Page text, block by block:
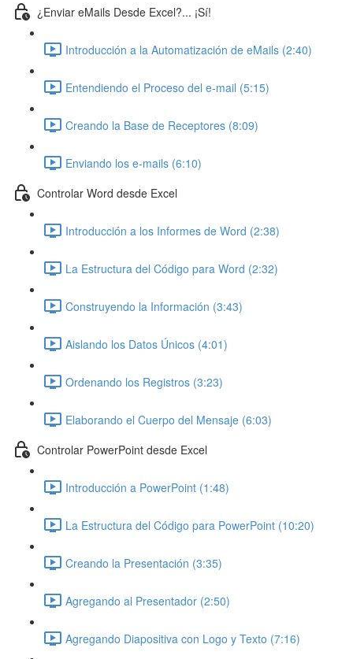
¿Enviar eMails Desde Excel?... ¡Sí!
Introducción a la Automatización de eMails (2:40)
Entendiendo el Proceso del e-mail (5:15)
Creando la Base de Receptores (8:09)
Enviando los e-mails (6:10)
Controlar Word desde Excel
Introducción a los Informes de Word (2:38)
La Estructura del Código para Word (2:32)
Construyendo la Información (3:43)
Aislando los Datos Únicos (4:01)
Ordenando los Registros (3:23)
Elaborando el Cuerpo del Mensaje (6:03)
Controlar PowerPoint desde Excel
Introducción a PowerPoint (1:48)
La Estructura del Código para PowerPoint (10:20)
Creando la Presentación (3:35)
Agregando al Presentador (2:50)
Agregando Diapositiva con Logo y Texto (7:16)